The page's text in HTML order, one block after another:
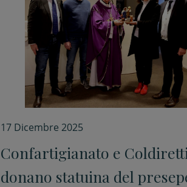
17 Dicembre 2025
Confartigianato e Coldiretti
donano statuina del